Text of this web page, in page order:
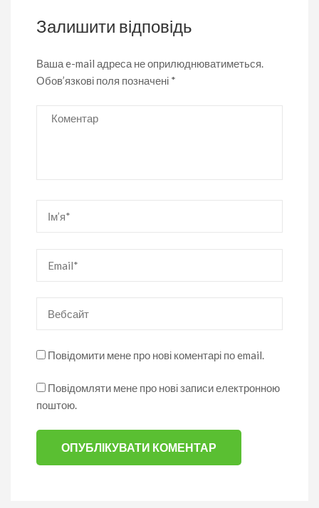
Залишити відповідь
Ваша e-mail адреса не оприлюднюватиметься.
Обов’язкові поля позначені *
Коментар
Повідомити мене про нові коментарі по email.
Повідомляти мене про нові записи електронною
поштою.